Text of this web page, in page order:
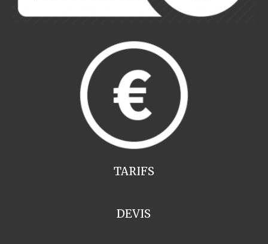
TARIFS
DEVIS